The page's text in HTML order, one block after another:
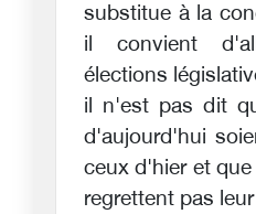
substitue à la
il convient
élections
il n'est pas dit
d'aujourd'hui
ceux d'hier et
regrettent pas